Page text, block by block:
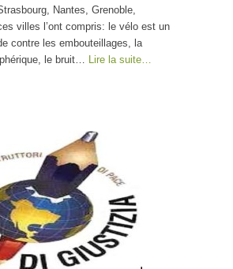
Nantes, Grenoble,
villes l’ont compris: le vélo est un
contre les embouteillages, la
le bruit…
Lire la suite…